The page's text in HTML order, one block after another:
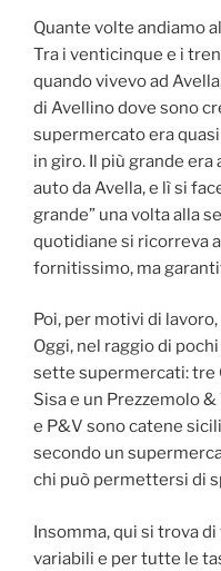
Quante volte andiamo
Tra i venticinque e i
quando vivevo ad
di Avellino dove sono
supermercato era
in giro. Il più grande era
auto da Avella, e lì si
grande” una volta alla
quotidiane si ricorreva
fornitissimo, ma
Poi, per motivi di
Oggi, nel raggio di
sette supermercati: tre
Sisa e un Prezzemolo
e P&V sono catene
secondo un
chi può permettersi di
Insomma, qui si trova
variabili e per tutte le